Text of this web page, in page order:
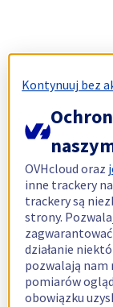
Kontynuuj bez
OVHcloud oraz
inne trackery
trackery są
strony.
działanie
pozwalają nam
pomiarów
obowiązku